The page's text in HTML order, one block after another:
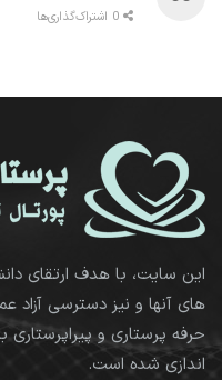
این سایت، با هدف ارتقای
های آنها و نیز دسترسی آزاد
حرفه پرستاری و پیراپرستاری
اندازی شده است.